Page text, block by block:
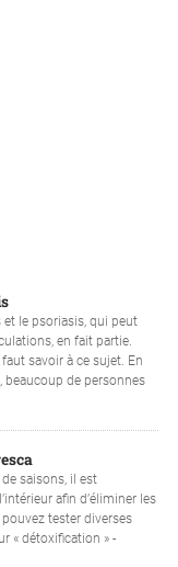
le psoriasis, qui peut
en fait partie.
savoir à ce sujet. En
beaucoup de personnes
saisons, il est
afin d’éliminer les
tester diverses
« détoxification » -